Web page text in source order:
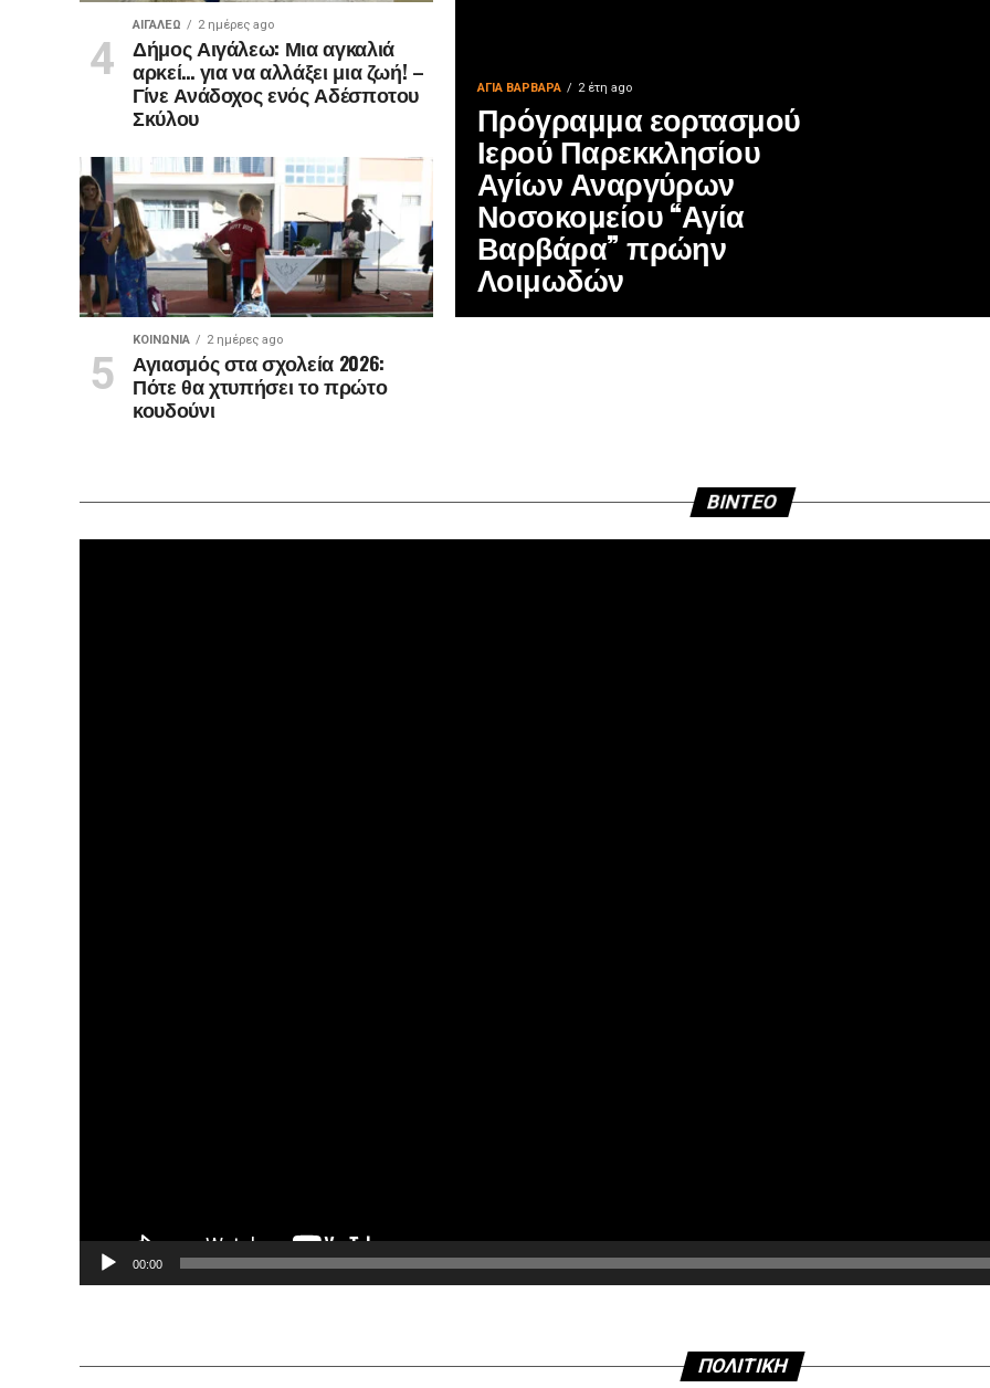
ΑΓΙΑ ΒΑΡΒΑΡΑ 2 έτη ago
Πρόγραμμα εορτασμού
Ιερού Παρεκκλησίου
Αγίων Αναργύρων
Νοσοκομείου “Αγία
Βαρβάρα” πρώην
Λοιμωδών
ΑΙΓΑΛΕΩ 2 ημέρες ago
Δήμος Αιγάλεω: Μια αγκαλιά
αρκεί… για να αλλάξει μια ζωή! –
Γίνε Ανάδοχος ενός Αδέσποτου
Σκύλου
ΚΟΙΝΩΝΊΑ 2 ημέρες ago
Αγιασμός στα σχολεία 2026:
Πότε θα χτυπήσει το πρώτο
κουδούνι
BINTEO
00:00
ΠΟΛΙΤΙΚΗ